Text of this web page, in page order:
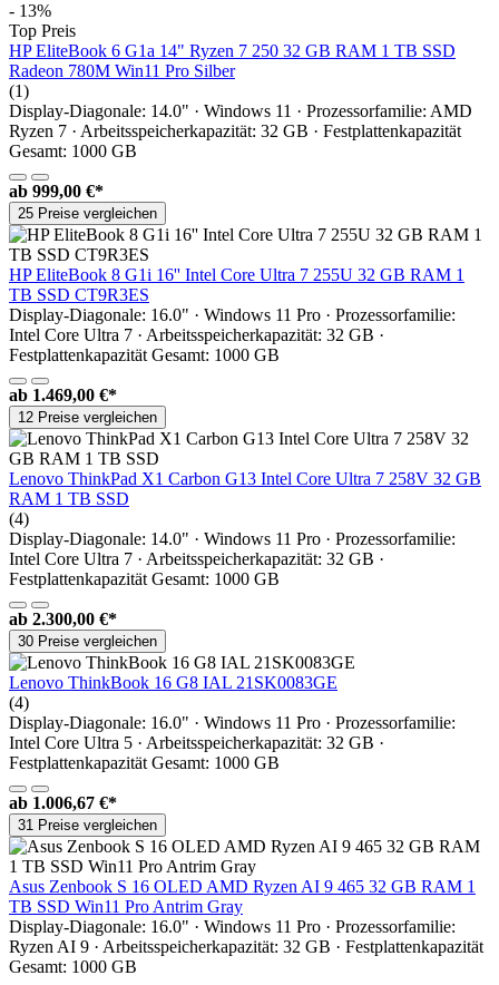
- 13%
Top Preis
HP EliteBook 6 G1a 14" Ryzen 7 250 32 GB RAM 1 TB SSD
Radeon 780M Win11 Pro Silber
(1)
Display-Diagonale: 14.0" · Windows 11 · Prozessorfamilie: AMD
Ryzen 7 · Arbeitsspeicherkapazität: 32 GB · Festplattenkapazität
Gesamt: 1000 GB
ab 999,00 €*
25 Preise vergleichen
HP EliteBook 8 G1i 16'' Intel Core Ultra 7 255U 32 GB RAM 1
TB SSD CT9R3ES
Display-Diagonale: 16.0" · Windows 11 Pro · Prozessorfamilie:
Intel Core Ultra 7 · Arbeitsspeicherkapazität: 32 GB ·
Festplattenkapazität Gesamt: 1000 GB
ab 1.469,00 €*
12 Preise vergleichen
Lenovo ThinkPad X1 Carbon G13 Intel Core Ultra 7 258V 32 GB
RAM 1 TB SSD
(4)
Display-Diagonale: 14.0" · Windows 11 Pro · Prozessorfamilie:
Intel Core Ultra 7 · Arbeitsspeicherkapazität: 32 GB ·
Festplattenkapazität Gesamt: 1000 GB
ab 2.300,00 €*
30 Preise vergleichen
Lenovo ThinkBook 16 G8 IAL 21SK0083GE
(4)
Display-Diagonale: 16.0" · Windows 11 Pro · Prozessorfamilie:
Intel Core Ultra 5 · Arbeitsspeicherkapazität: 32 GB ·
Festplattenkapazität Gesamt: 1000 GB
ab 1.006,67 €*
31 Preise vergleichen
Asus Zenbook S 16 OLED AMD Ryzen AI 9 465 32 GB RAM 1
TB SSD Win11 Pro Antrim Gray
Display-Diagonale: 16.0" · Windows 11 Pro · Prozessorfamilie:
Ryzen AI 9 · Arbeitsspeicherkapazität: 32 GB · Festplattenkapazität
Gesamt: 1000 GB